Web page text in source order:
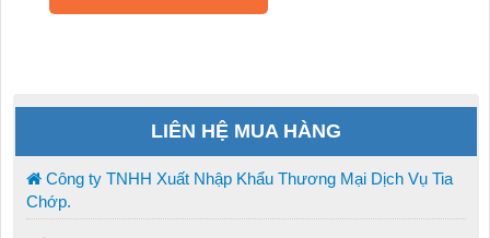
LIÊN HỆ MUA HÀNG
Công ty TNHH Xuất Nhập Khẩu Thương Mại Dịch Vụ Tia
Chớp.